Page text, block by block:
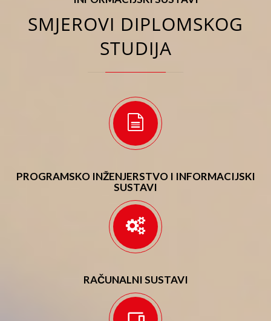
SMJEROVI DIPLOMSKOG
STUDIJA
PROGRAMSKO INŽENJERSTVO I INFORMACIJSKI
SUSTAVI
RAČUNALNI SUSTAVI